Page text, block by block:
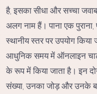
है, इसका सीधा और सच्चा
अलग नाम हैं। पाना एक
स्थानीय स्तर पर उपयोग
आधुनिक समय में ऑनलाइन
के रूप में किया जाता है। इन
संख्या, उनका जोड़ और उनके